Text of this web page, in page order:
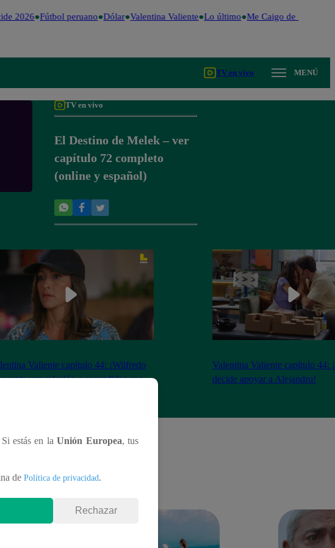
2026 Fútbol peruano Dólar Valentina Valiente Lo último Me Caigo de Risa
TV en vivo MENÚ
TV en vivo
El Destino de Melek – ver
capítulo 72 completo
(online y español)
Valiente capítulo 44: ¡Wilfredo
una relación a escondidas con
Valentina Valiente capítulo 44:
decide apoyar a Alejandro!
estás en laUnión Europea, tus
de Política de privacidad.
Rechazar